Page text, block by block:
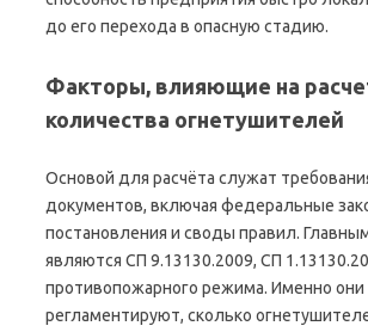
до его перехода в опасную стадию.
Факторы, влияющие на
количества огнетушителей
Основой для расчёта служат
документов, включая федеральные
постановления и своды правил.
являются СП 9.13130.2009, СП
противопожарного режима. Именно они
регламентируют, сколько